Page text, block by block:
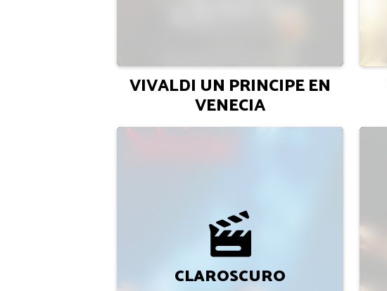
VIVALDI UN PRINCIPE EN
VENECIA
CLAROSCURO